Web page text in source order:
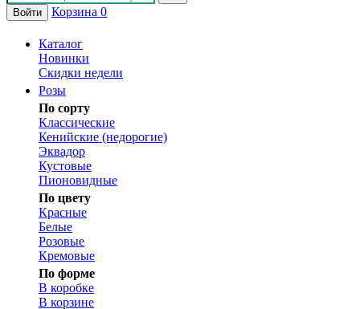
Войти Корзина 0
Каталог
Новинки
Скидки недели
Розы
По сорту
Классические
Кенийские (недорогие)
Эквадор
Кустовые
Пионовидные
По цвету
Красные
Белые
Розовые
Кремовые
По форме
В коробке
В корзине